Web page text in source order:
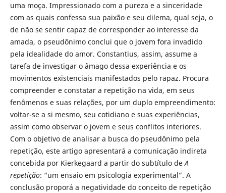
uma moça. Impressionado com a pureza e a sinceridade
com as quais confessa sua paixão e seu dilema, qual seja, o
de não se sentir capaz de corresponder ao interesse da
amada, o pseudônimo conclui que o jovem fora invadido
pela idealidade do amor. Constantius, assim, assume a
tarefa de investigar o âmago dessa experiência e os
movimentos existenciais manifestados pelo rapaz. Procura
compreender e constatar a repetição na vida, em seus
fenômenos e suas relações, por um duplo empreendimento:
voltar-se a si mesmo, seu cotidiano e suas experiências,
assim como observar o jovem e seus conflitos interiores.
Com o objetivo de analisar a busca do pseudônimo pela
repetição, este artigo apresentará a comunicação indireta
concebida por Kierkegaard a partir do subtítulo deA
repetição: “um ensaio em psicologia experimental”. A
conclusão proporá a negatividade do conceito de repetição